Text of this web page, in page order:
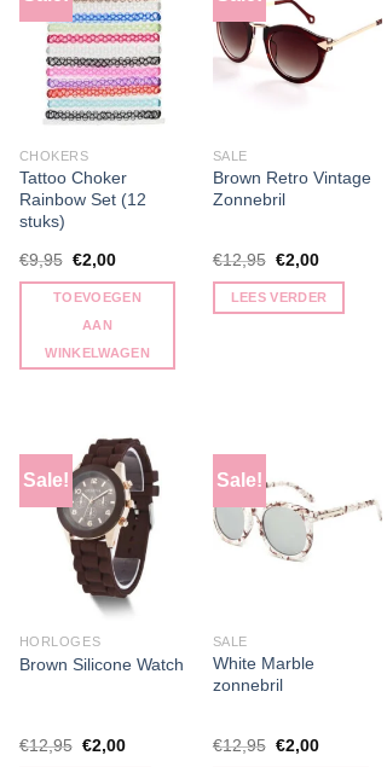
CHOKERS
Tattoo Choker
Rainbow Set (12
stuks)
€9,95 Oorspronkelijke
was:
€2,00Huidige
is:
TOEVOEGEN
AAN
WINKELWAGEN
SALE
Brown Retro Vintage
Zonnebril
€12,95 Oorspronkelijke
was:
€12,95.
€2,00Huidige
is:
€2,00.
LEES VERDER
Sale!
HORLOGES
Brown Silicone Watch
€12,95 Oorspronkelijke
€2,00Huidige
Sale!
SALE
White Marble
zonnebril
€12,95 Oorspronkelijke
€2,00Huidige